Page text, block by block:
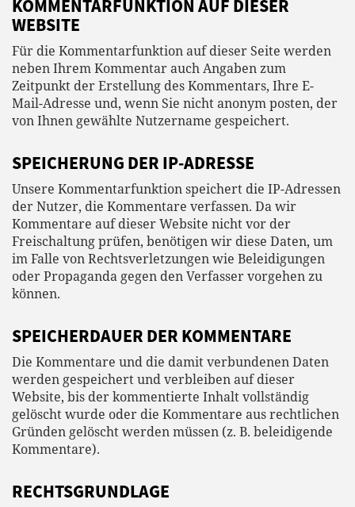
KOMMENTAR­FUNKTION AUF DIESER
WEBSITE
Für die Kommentarfunktion auf dieser Seite werden
neben Ihrem Kommentar auch Angaben zum
Zeitpunkt der Erstellung des Kommentars, Ihre E-
Mail-Adresse und, wenn Sie nicht anonym posten, der
von Ihnen gewählte Nutzername gespeichert.
SPEICHERUNG DER IP-ADRESSE
Unsere Kommentarfunktion speichert die IP-Adressen
der Nutzer, die Kommentare verfassen. Da wir
Kommentare auf dieser Website nicht vor der
Freischaltung prüfen, benötigen wir diese Daten, um
im Falle von Rechtsverletzungen wie Beleidigungen
oder Propaganda gegen den Verfasser vorgehen zu
können.
SPEICHERDAUER DER KOMMENTARE
Die Kommentare und die damit verbundenen Daten
werden gespeichert und verbleiben auf dieser
Website, bis der kommentierte Inhalt vollständig
gelöscht wurde oder die Kommentare aus rechtlichen
Gründen gelöscht werden müssen (z. B. beleidigende
Kommentare).
RECHTSGRUNDLAGE